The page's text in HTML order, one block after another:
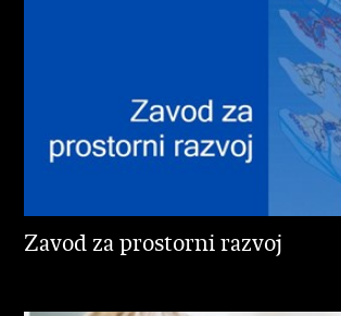
Zavod za prostorni razvoj